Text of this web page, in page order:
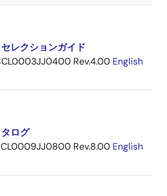
レクションガイド
Rev.4.00 English
ログ
Rev.8.00 English